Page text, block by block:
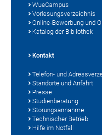
WueCampus
Vorlesungsverzeichnis
Online-Bewerbung und
Katalog der Bibliothek
Kontakt
Telefon- und
Standorte und Anfahrt
Presse
Studienberatung
Störungsannahme
Technischer Betrieb
Hilfe im Notfall